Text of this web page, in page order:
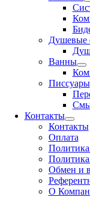
Душевые
Ванны
Писсуары
Контакты
Контакты
Оплата
Обмен и
О